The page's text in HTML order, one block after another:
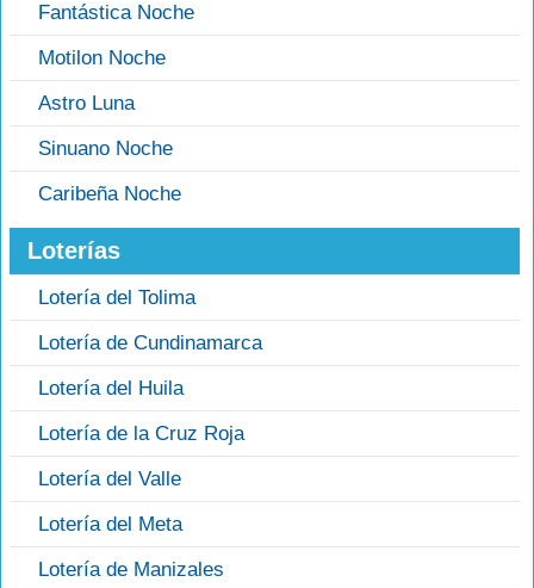
Fantástica Noche
Motilon Noche
Astro Luna
Sinuano Noche
Caribeña Noche
Loterías
Lotería del Tolima
Lotería de Cundinamarca
Lotería del Huila
Lotería de la Cruz Roja
Lotería del Valle
Lotería del Meta
Lotería de Manizales